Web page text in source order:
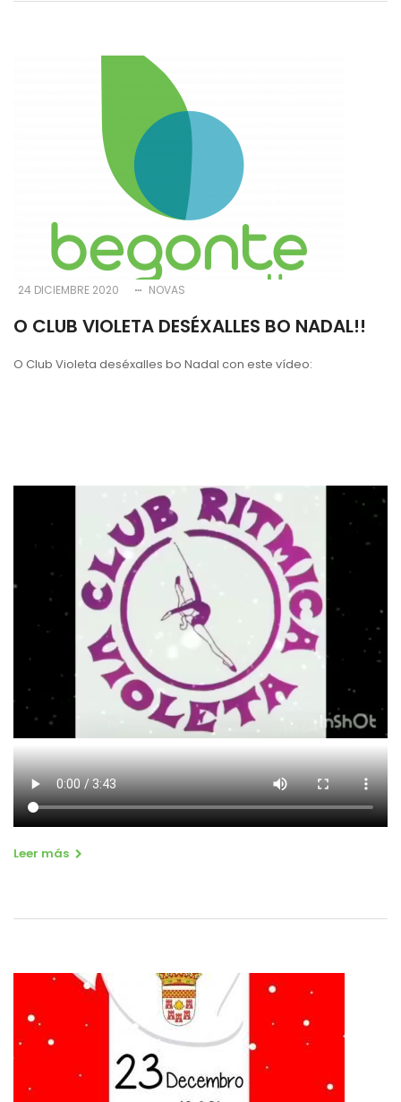
24 DICIEMBRE 2020 NOVAS
O CLUB VIOLETA DESÉXALLES BO NADAL!!
O Club Violeta deséxalles bo Nadal con este vídeo:
Leer más